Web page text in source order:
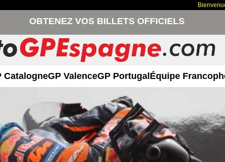
OBTENEZ VOS BILLETS OFFICIELS
CatalogneGP ValenceGP PortugalÉquipe